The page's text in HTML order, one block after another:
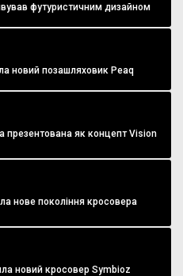
футуристичним дизайном
новий позашляховик Peaq
презентована як концепт Vision
нове покоління кросовера
новий кросовер Symbioz